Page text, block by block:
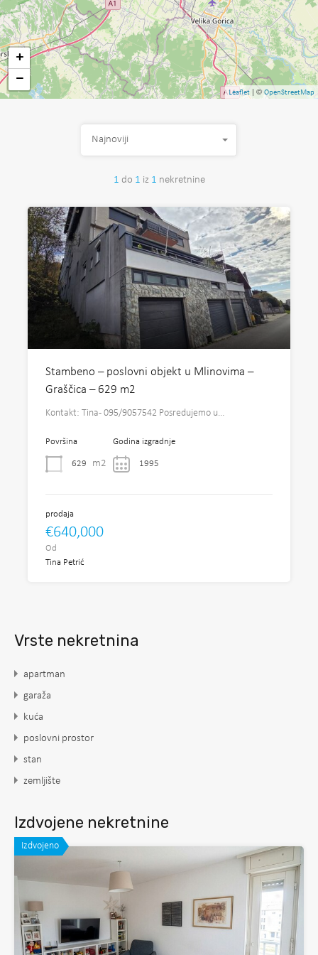
+
−
Leaflet | © OpenStreetMap
1 do 1 iz 1 nekretnine
Najnoviji
Stambeno – poslovni objekt u Mlinovima –
Graščica – 629 m2
Kontakt: Tina- 095/9057542 Posredujemo u…
Površina
629 m2
Godina izgradnje
1995
prodaja
€640,000
Od
Tina Petrić
Vrste nekretnina
apartman
garaža
kuća
poslovni prostor
stan
zemljište
Izdvojene nekretnine
Izdvojeno